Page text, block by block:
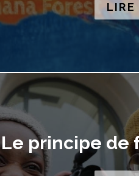
LIRE
Le principe de